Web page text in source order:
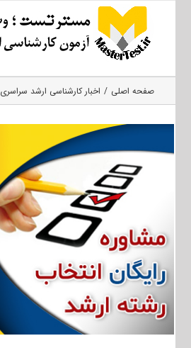
صفحه اصلی اخبار کارشناسی ارشد سراسری